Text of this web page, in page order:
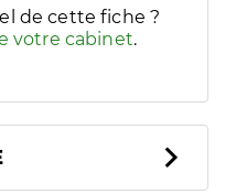
de cette fiche ?
votre cabinet.